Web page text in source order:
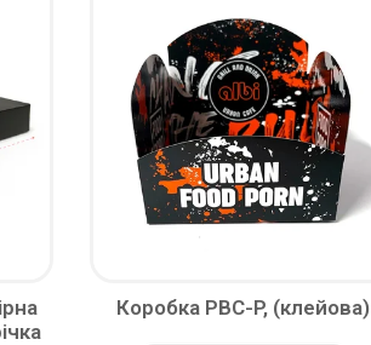
Коробка PBC-P, (клейова)